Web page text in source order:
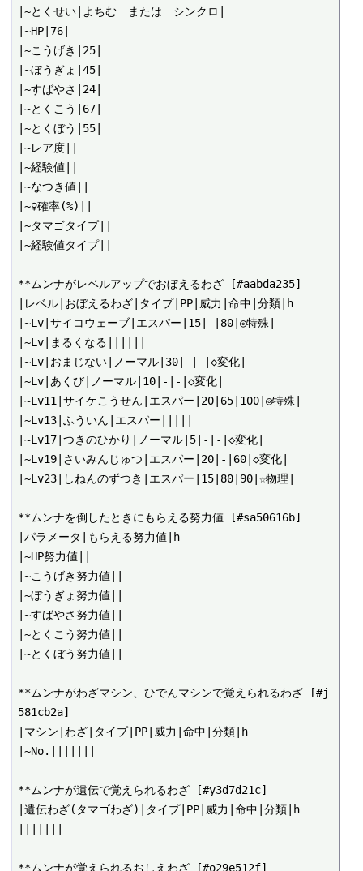
|~とくせい|よちむ　または　シンクロ|
|~HP|76|
|~こうげき|25|
|~ぼうぎょ|45|
|~すばやさ|24|
|~とくこう|67|
|~とくぼう|55|
|~レア度||
|~経験値||
|~なつき値||
|~♀確率(%)||
|~タマゴタイプ||
|~経験値タイプ||
**ムンナがレベルアップでおぼえるわざ [#aabda235]
|レベル|おぼえるわざ|タイプ|PP|威力|命中|分類|h
|~Lv|サイコウェーブ|エスパー|15|-|80|◎特殊|
|~Lv|まるくなる||||||
|~Lv|おまじない|ノーマル|30|-|-|◇変化|
|~Lv|あくび|ノーマル|10|-|-|◇変化|
|~Lv11|サイケこうせん|エスパー|20|65|100|◎特殊|
|~Lv13|ふういん|エスパー|||||
|~Lv17|つきのひかり|ノーマル|5|-|-|◇変化|
|~Lv19|さいみんじゅつ|エスパー|20|-|60|◇変化|
|~Lv23|しねんのずつき|エスパー|15|80|90|☆物理|
**ムンナを倒したときにもらえる努力値 [#sa50616b]
|パラメータ|もらえる努力値|h
|~HP努力値||
|~こうげき努力値||
|~ぼうぎょ努力値||
|~すばやさ努力値||
|~とくこう努力値||
|~とくぼう努力値||
**ムンナがわざマシン、ひでんマシンで覚えられるわざ [#j
581cb2a]
|マシン|わざ|タイプ|PP|威力|命中|分類|h
|~No.|||||||
**ムンナが遺伝で覚えられるわざ [#y3d7d21c]
|遺伝わざ(タマゴわざ)|タイプ|PP|威力|命中|分類|h
**ムンナが覚えられるおしえわざ [#o29e512f]